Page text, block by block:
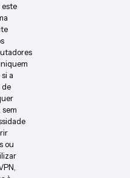
este
a
de
sem
ou